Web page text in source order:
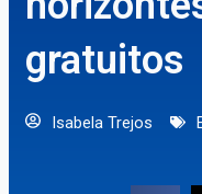
gratuitos
Isabela Trejos